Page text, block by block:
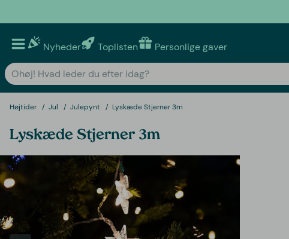
Nyheder Toplisten Personlige gaver
Højtider Jul Julepynt Lyskæde Stjerner 3m
Lyskæde Stjerner 3m